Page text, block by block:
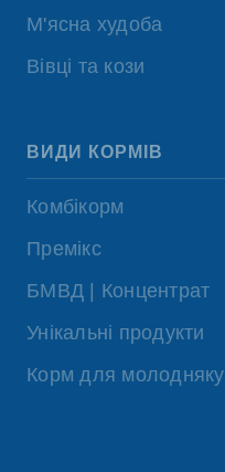
М'ясна худоба
Вівці та кози
ВИДИ КОРМІВ
Комбікорм
Премікс
БМВД | Концентрат
Унікальні продукти
Корм для молодняку